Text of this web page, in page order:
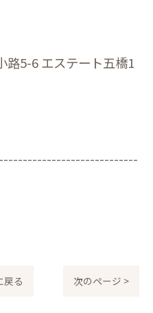
路5-6 エステート五橋1
戻る 次のページ >